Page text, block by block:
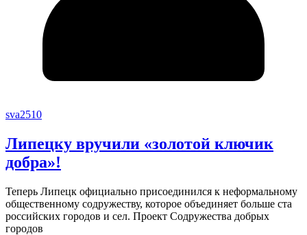
sva2510
Липецку вручили «золотой ключик
добра»!
Теперь Липецк официально присоединился к неформальному
общественному содружеству, которое объединяет больше ста
российских городов и сел. Проект Содружества добрых
городов